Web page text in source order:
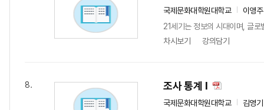
국제문화대학원대학교
이앵주
21세기는 정보의 시대이며, 글
차시보기
강의담기
8. 조사 통계 I
국제문화대학원대학교
김영기